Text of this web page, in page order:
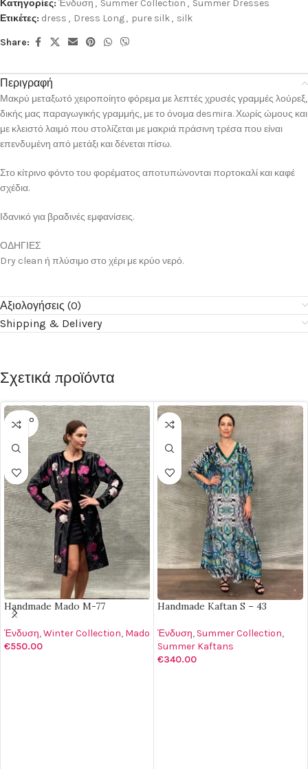
Κατηγορίες: Ένδυση , Summer Collection , Summer Dresses
Ετικέτες: dress , Dress Long, pure silk, silk
Share:
Περιγραφή
Μακρύ μεταξωτό χειροποίητο φόρεμα με λεπτές χρυσές γραμμές λούρεξ,
δικής μας παραγωγικής γραμμής, με το όνομα desmira. Χωρίς ώμους και
με κλειστό λαιμό που στολίζεται με μακριά πράσινη τρέσα που είναι
επενδυμένη από μετάξι και δένεται πίσω.
Στο κίτρινο φόντο του φορέματος αποτυπώνονται πορτοκαλί και καφέ
σχέδια.
Ιδανικό για βραδινές εμφανίσεις.
ΟΔΗΓΙΕΣ
Dry clean ή πλύσιμο στο χέρι με κρύο νερό.
Αξιολογήσεις (0)
Shipping & Delivery
Σχετικά προϊόντα
SOLD O
UT
Handmade Mado M-77
Ένδυση,Winter Collection, Mado
€550.00
Handmade Kaftan S – 43
Ένδυση, Summer Collection,
Summer Kaftans
€340.00